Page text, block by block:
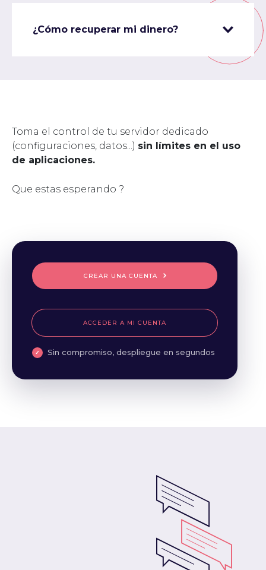
¿Cómo recuperar mi dinero?
Toma el control de tu servidor dedicado
(configuraciones, datos...) sin límites en el uso
de aplicaciones.
Que estas esperando ?
CREAR UNA CUENTA
ACCEDER A MI CUENTA
Sin compromiso, despliegue en segundos